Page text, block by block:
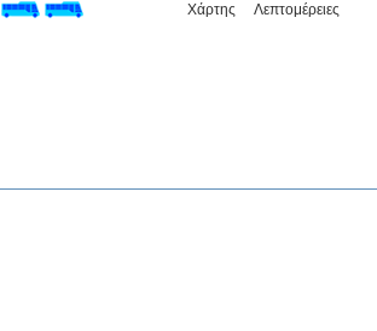
Χάρτης Λεπτομέρειες